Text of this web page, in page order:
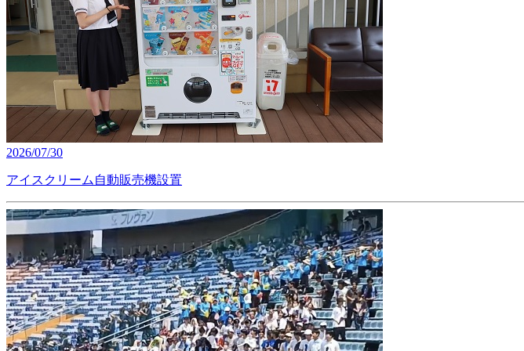
2026/07/30
アイスクリーム自動販売機設置